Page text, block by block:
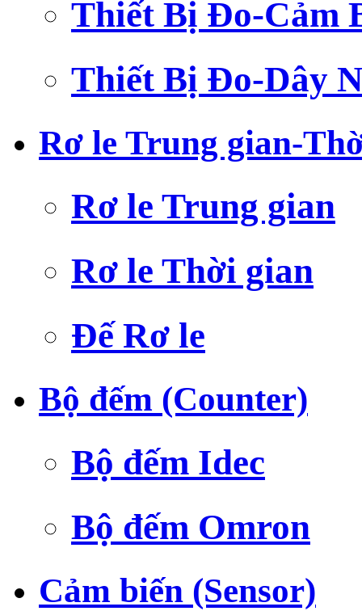
Thiết Bị Đo-Cảm
Thiết Bị Đo-Dây
Rơ le Trung gian-
Rơ le Trung gian
Rơ le Thời gian
Đế Rơ le
Bộ đếm (Counter)
Bộ đếm Idec
Bộ đếm Omron
Cảm biến (Sensor)